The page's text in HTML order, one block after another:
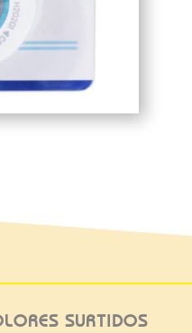
SURTIDOS